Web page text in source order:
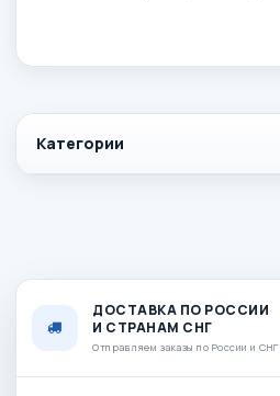
Категории
ДОСТАВКА ПО РОССИИ
И СТРАНАМ СНГ
Отправляем заказы по России и СНГ